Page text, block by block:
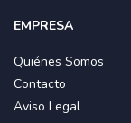
EMPRESA
Quiénes Somos
Contacto
Aviso Legal